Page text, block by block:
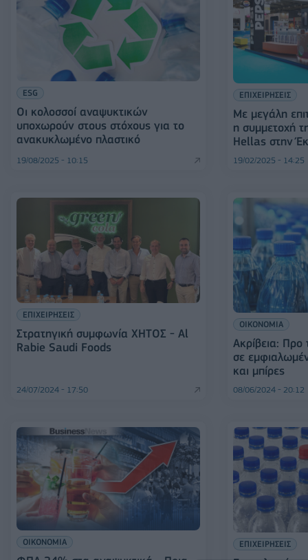
ESG
Οι κολοσσοί αναψυκτικών
υποχωρούν στους στόχους για το
ανακυκλωμένο πλαστικό
19/08/2025 - 10:15
ΕΠΙΧΕΙΡΗΣΕΙΣ
Με μεγάλη
η συμμετοχή
Hellas στην
19/02/2025 - 14:25
ΕΠΙΧΕΙΡΗΣΕΙΣ
Στρατηγική συμφωνία ΧΗΤΟΣ - Al
Rabie Saudi Foods
24/07/2024 - 17:50
ΟΙΚΟΝΟΜΙΑ
Ακρίβεια:
σε
και μπίρες
08/06/2024 - 20:12
ΟΙΚΟΝΟΜΙΑ ΕΠΙΧΕΙΡΗΣΕΙΣ